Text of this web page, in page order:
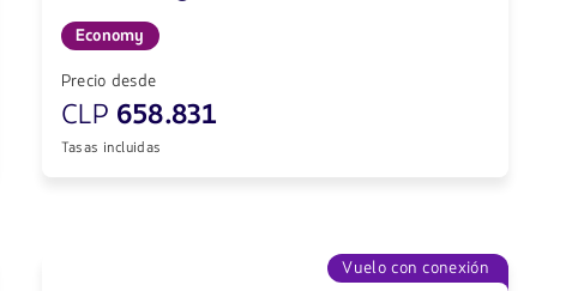
Economy
Precio desde
CLP 658.831
Tasas incluidas
Vuelo con conexión